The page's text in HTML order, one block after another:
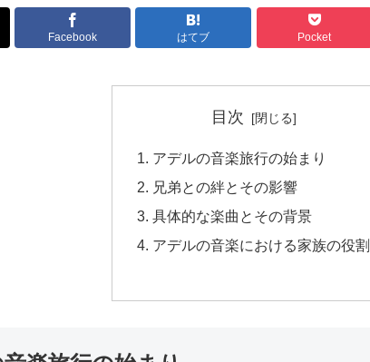
Facebook はてブ Pocket
目次
アデルの音楽旅行の始まり
兄弟との絆とその影響
具体的な楽曲とその背景
アデルの音楽における家族の役割